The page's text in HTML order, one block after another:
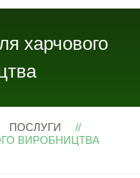
харчового
ПОСЛУГИ
ВИРОБНИЦТВА